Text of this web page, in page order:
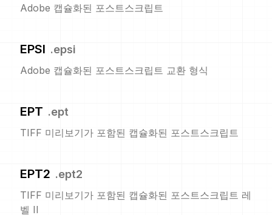
Adobe 캡슐화된 포스트스크립트
EPSI .epsi
Adobe 캡슐화된 포스트스크립트 교환 형식
EPT .ept
TIFF 미리보기가 포함된 캡슐화된 포스트스크립트
EPT2 .ept2
TIFF 미리보기가 포함된 캡슐화된 포스트스크립트 레
벨 II